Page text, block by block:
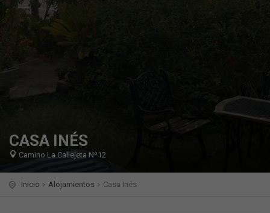
CASA INÉS
Camino La Callejeta Nº12
Inicio Alojamientos Casa Inés